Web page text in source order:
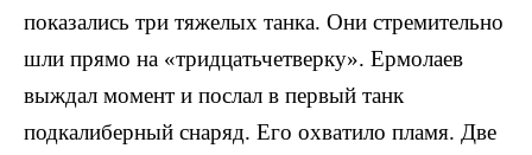
показались три тяжелых танка. Они стремительно
шли пря­мо на «тридцатьчетверку». Ермолаев
выждал момент и послал в первый танк
подкалиберный снаряд. Его охватило пламя. Две